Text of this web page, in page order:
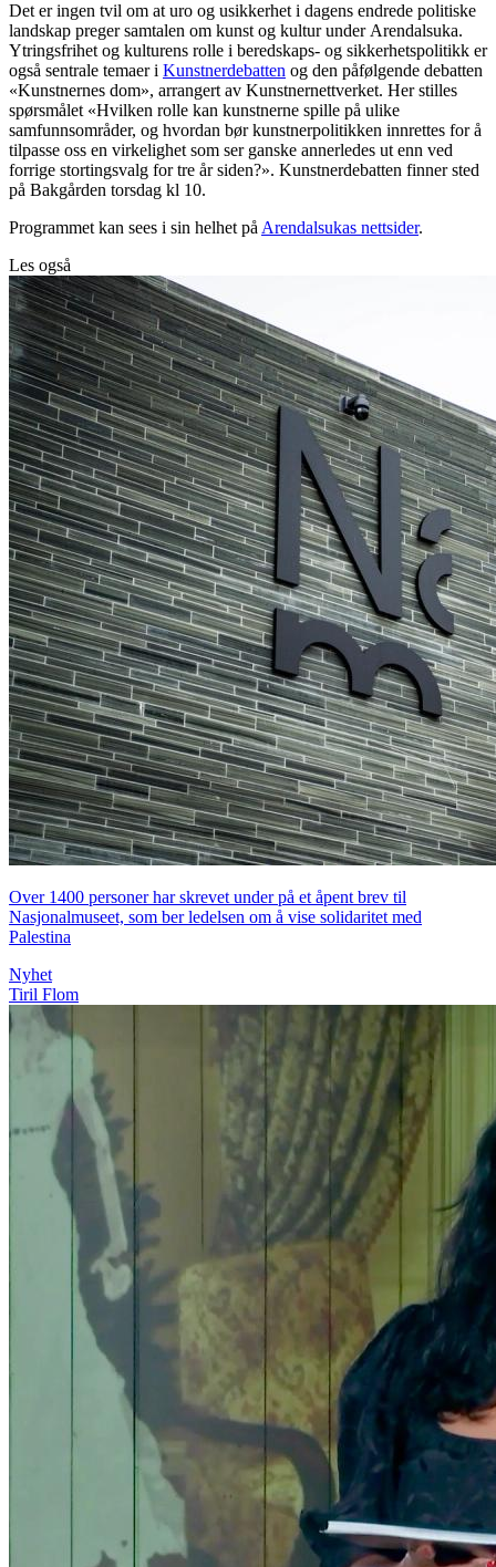
Det er ingen tvil om at uro og usikkerhet i dagens endrede politiske
landskap preger samtalen om kunst og kultur under Arendalsuka.
Ytringsfrihet og kulturens rolle i beredskaps- og sikkerhetspolitikk er
også sentrale temaer i Kunstnerdebatten og den påfølgende debatten
«Kunstnernes dom», arrangert av Kunstnernettverket. Her stilles
spørsmålet «Hvilken rolle kan kunstnerne spille på ulike
samfunnsområder, og hvordan bør kunstnerpolitikken innrettes for å
tilpasse oss en virkelighet som ser ganske annerledes ut enn ved
forrige stortingsvalg for tre år siden?». Kunstnerdebatten finner sted
på Bakgården torsdag kl 10.
Programmet kan sees i sin helhet på Arendalsukas nettsider.
Les også
Over 1400 personer har skrevet under på et åpent brev til
Nasjonalmuseet, som ber ledelsen om å vise solidaritet med
Palestina
Nyhet
Tiril Flom